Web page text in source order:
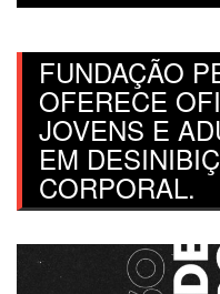
FUNDAÇÃO
OFERECE
JOVENS E
EM
CORPORAL.